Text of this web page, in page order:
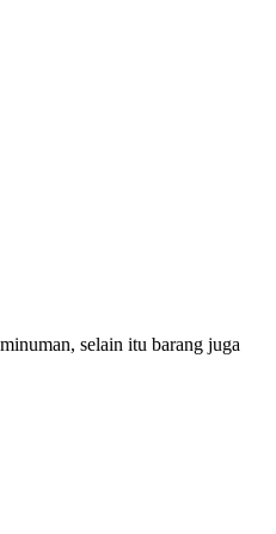
selain itu barang juga